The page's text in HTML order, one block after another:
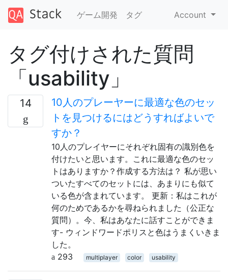
ゲーム開発 タグ Account
タグ付けされた質問
「usability」
14
10人のプレーヤーに最適な色のセッ
トを見つけるにはどうすればよいで
すか？
10人のプレイヤーにそれぞれ固有の識別色を
付けたいと思います。これに最適な色のセッ
トはありますか？作成する方法は？ 私が思い
ついたすべてのセットには、あまりにも似て
いる色が含まれています。 更新：私はこれが
何のためであるかを尋ねられました（公正な
質問）。今、私はあなたに話すことができま
す- ウィンドワードポリスと色はうまくいきま
した。
293
multiplayer color usability